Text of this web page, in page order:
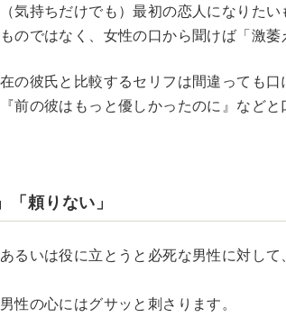
気持ちだけでも）最初の恋人になりたい
のではなく、女性の口から聞けば「激萎
の彼氏と比較するセリフは間違っても口
前の彼はもっと優しかったのに』など
「頼りない」
るいは役に立とうと必死な男性に対し
性の心にはグサッと刺さります。